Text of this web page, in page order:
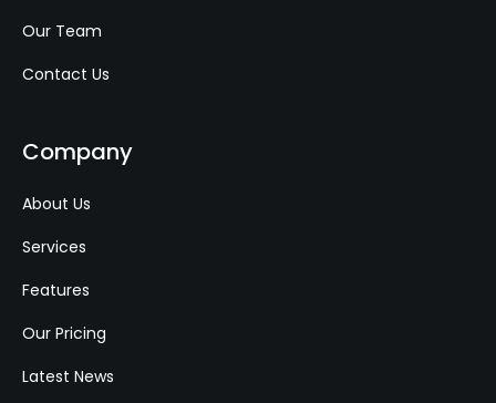
Our Team
Contact Us
Company
About Us
Services
Features
Our Pricing
Latest News